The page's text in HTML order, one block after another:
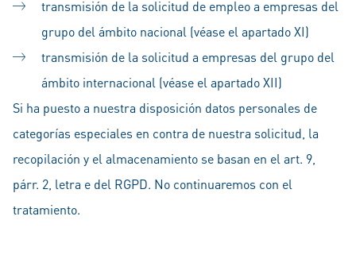
transmisión de la solicitud de empleo a empresas del
grupo del ámbito nacional (véase el apartado XI)
transmisión de la solicitud a empresas del grupo del
ámbito internacional (véase el apartado XII)
Si ha puesto a nuestra disposición datos personales de
categorías especiales en contra de nuestra solicitud, la
recopilación y el almacenamiento se basan en el art. 9,
párr. 2, letra e del RGPD. No continuaremos con el
tratamiento.